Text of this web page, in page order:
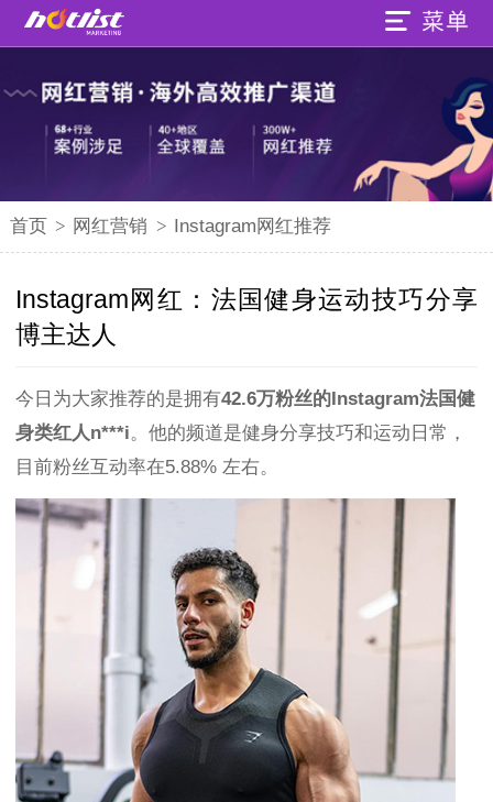
首页 > 网红营销 > Instagram网红推荐
Instagram网红：法国健身运动技巧分享
博主达人
今日为大家推荐的是拥有42.6万粉丝的Instagram法国健
身类红人n***i。他的频道是健身分享技巧和运动日常，
目前粉丝互动率在5.88% 左右。